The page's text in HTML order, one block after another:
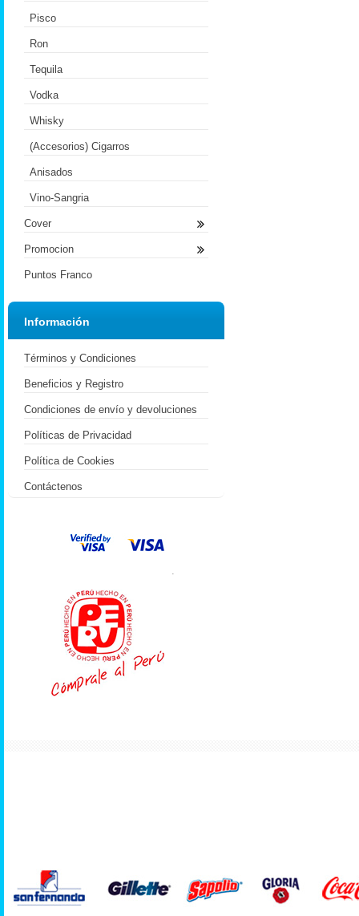
Pisco
Ron
Tequila
Vodka
Whisky
(Accesorios) Cigarros
Anisados
Vino-Sangria
Cover
Promocion
Puntos Franco
Información
Términos y Condiciones
Beneficios y Registro
Condiciones de envío y devoluciones
Políticas de Privacidad
Política de Cookies
Contáctenos
.